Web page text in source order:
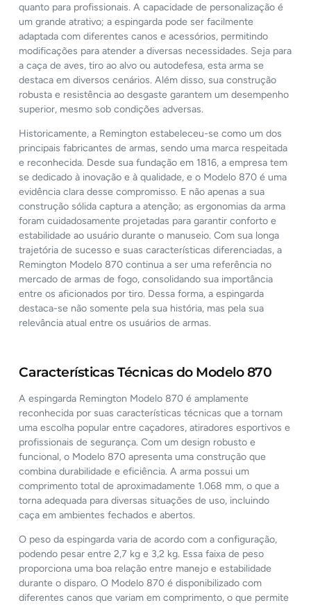
quanto para profissionais. A capacidade de personalização é
um grande atrativo; a espingarda pode ser facilmente
adaptada com diferentes canos e acessórios, permitindo
modificações para atender a diversas necessidades. Seja para
a caça de aves, tiro ao alvo ou autodefesa, esta arma se
destaca em diversos cenários. Além disso, sua construção
robusta e resistência ao desgaste garantem um desempenho
superior, mesmo sob condições adversas.
Historicamente, a Remington estabeleceu-se como um dos
principais fabricantes de armas, sendo uma marca respeitada
e reconhecida. Desde sua fundação em 1816, a empresa tem
se dedicado à inovação e à qualidade, e o Modelo 870 é uma
evidência clara desse compromisso. E não apenas a sua
construção sólida captura a atenção; as ergonomias da arma
foram cuidadosamente projetadas para garantir conforto e
estabilidade ao usuário durante o manuseio. Com sua longa
trajetória de sucesso e suas características diferenciadas, a
Remington Modelo 870 continua a ser uma referência no
mercado de armas de fogo, consolidando sua importância
entre os aficionados por tiro. Dessa forma, a espingarda
destaca-se não somente pela sua história, mas pela sua
relevância atual entre os usuários de armas.
Características Técnicas do Modelo 870
A espingarda Remington Modelo 870 é amplamente
reconhecida por suas características técnicas que a tornam
uma escolha popular entre caçadores, atiradores esportivos e
profissionais de segurança. Com um design robusto e
funcional, o Modelo 870 apresenta uma construção que
combina durabilidade e eficiência. A arma possui um
comprimento total de aproximadamente 1.068 mm, o que a
torna adequada para diversas situações de uso, incluindo
caça em ambientes fechados e abertos.
O peso da espingarda varia de acordo com a configuração,
podendo pesar entre 2,7 kg e 3,2 kg. Essa faixa de peso
proporciona uma boa relação entre manejo e estabilidade
durante o disparo. O Modelo 870 é disponibilizado com
diferentes canos que variam em comprimento, o que permite